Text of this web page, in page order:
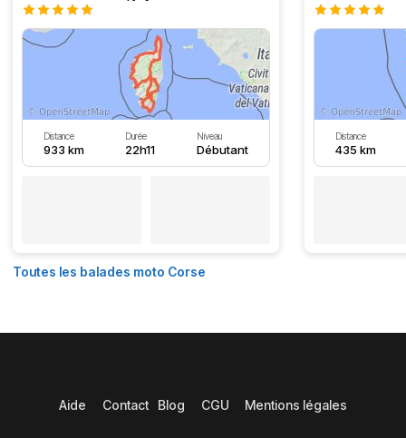
Distance
933 km
Durée
22h11
Niveau
Débutant
Distance
435 km
Toutes les balades moto Corse
Aide Contact Blog CGU Mentions légales